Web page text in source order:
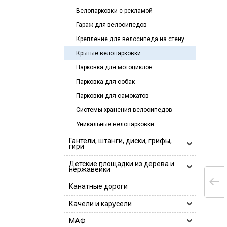
Велопарковки с рекламой
Гараж для велосипедов
Крепление для велосипеда на стену
Крытые велопарковки
Парковка для мотоциклов
Парковка для собак
Парковки для самокатов
Системы хранения велосипедов
Уникальные велопарковки
Гантели, штанги, диски, грифы,
гири
Гантели, гантельные ряды
Гантели
Гантельные ряды
Гири
Грифы
Log Bar Hercules
Грифы 25 мм
Диски
Диски 26 мм
Замки
Детские площадки из дерева и
нержавейки
Деревянные детские площадки
Деревянные детские площадки
Детские комплексы для лазания
Канатные дороги
Качели и карусели
Горки и песочницы
МАФ